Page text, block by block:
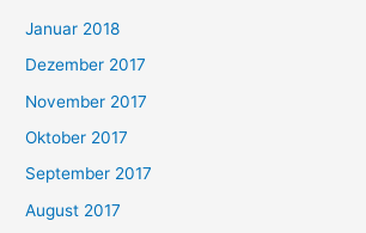
Januar 2018
Dezember 2017
November 2017
Oktober 2017
September 2017
August 2017